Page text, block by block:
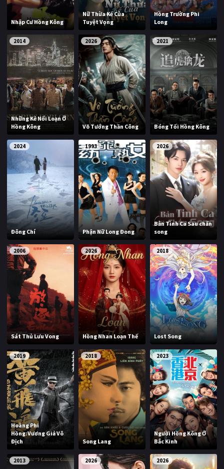
PHIM MỚI
PHIM BỘ
PHIM LẺ
PHIM CHIẾU RẠP
TUYỂN TẬP PHIM
BLOG
Nhập Cư Hồng Kông
Nữ Thừa Kế Của
Tuyệt Vọng
Hồng Trường Phi
Long
2014
Những Kẻ Nổi Loạn Ở
Hồng Kông
2026
Võ Tướng Thần Công
2021
Bóng Tối Hồng Kông
2024
Đông Chí
1993
Phận Nữ Long Đong
2026
Bản Tình Ca Sau chấn
song
2006
Sát Thủ Lưu Vong
2026
Hồng Nhan Loạn Thế
2018
Lost Song
2019
Hoàng Phi
Hồng:Vương Giả Vô
Địch
2018
Song Lang
2023
Người Hồng Kông Ở
Bắc Kinh
2013 2026 2026